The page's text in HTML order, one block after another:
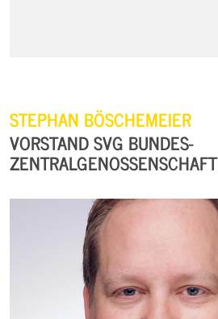
STEPHAN BÖSCHEMEIER
VORSTAND SVG BUNDES-
ZENTRALGENOSSENSCHAFT